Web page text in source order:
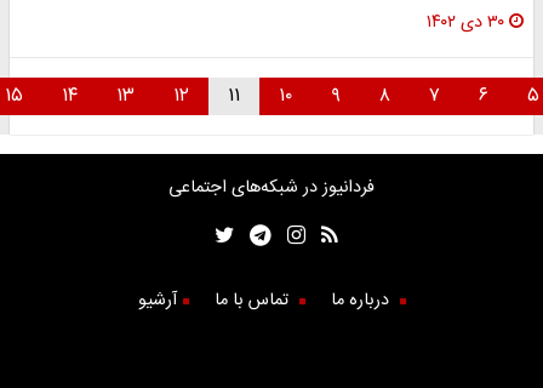
۳۰ دی ۱۴۰۲
۱۲ ۱۳ ۱۴ ۱۵
فردانیوز در شبکه‌های اجتماعی
درباره ما تماس با ما آرشیو